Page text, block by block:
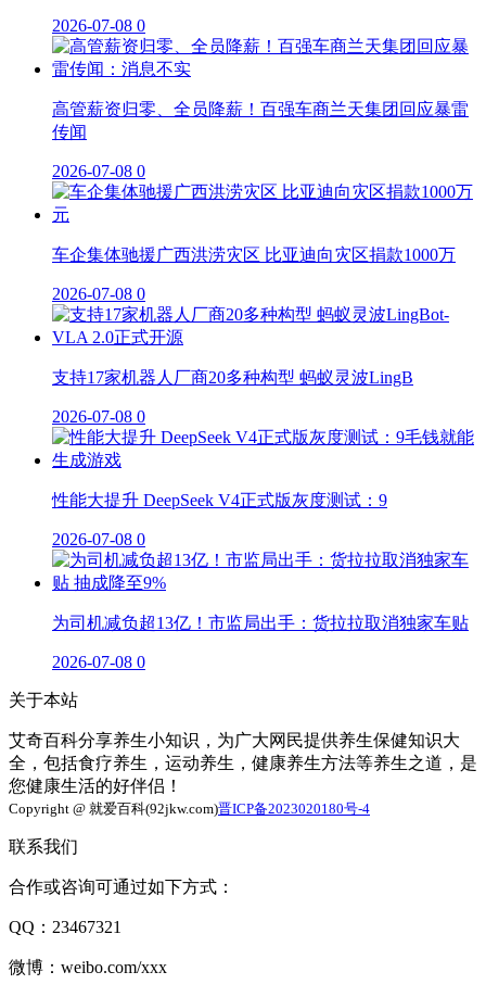
2026-07-08 0
高管薪资归零、全员降薪！百强车商兰天集团回应暴雷
传闻
2026-07-08 0
车企集体驰援广西洪涝灾区 比亚迪向灾区捐款1000万
2026-07-08 0
支持17家机器人厂商20多种构型 蚂蚁灵波LingB
2026-07-08 0
性能大提升 DeepSeek V4正式版灰度测试：9
2026-07-08 0
为司机减负超13亿！市监局出手：货拉拉取消独家车贴
2026-07-08 0
关于本站
艾奇百科分享养生小知识，为广大网民提供养生保健知识大
全，包括食疗养生，运动养生，健康养生方法等养生之道，是
您健康生活的好伴侣！
Copyright @ 就爱百科(92jkw.com)晋ICP备2023020180号-4
联系我们
合作或咨询可通过如下方式：
QQ：23467321
微博：weibo.com/xxx